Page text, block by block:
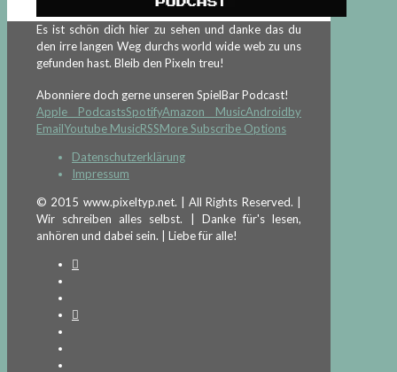
Es ist schön dich hier zu sehen und danke das du
den irre langen Weg durchs world wide web zu uns
gefunden hast. Bleib den Pixeln treu!
Abonniere doch gerne unseren SpielBar Podcast!
Apple PodcastsSpotifyAmazon MusicAndroidby
EmailYoutube MusicRSSMore Subscribe Options
Datenschutzerklärung
Impressum
© 2015 www.pixeltyp.net. | All Rights Reserved. |
Wir schreiben alles selbst. | Danke für's lesen,
anhören und dabei sein. | Liebe für alle!